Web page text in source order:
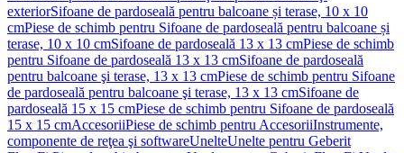
exteriorSifoane de pardoseală pentru balcoane și terase, 10 x 10
cmPiese de schimb pentru Sifoane de pardoseală pentru balcoane și
terase, 10 x 10 cmSifoane de pardoseală 13 x 13 cmPiese de schimb
pentru Sifoane de pardoseală 13 x 13 cmSifoane de pardoseală
pentru balcoane şi terase, 13 x 13 cmPiese de schimb pentru Sifoane
de pardoseală pentru balcoane şi terase, 13 x 13 cmSifoane de
pardoseală 15 x 15 cmPiese de schimb pentru Sifoane de pardoseală
15 x 15 cmAccesoriiPiese de schimb pentru AccesoriiInstrumente,
componente de reţea şi softwareUnelteUnelte pentru Geberit